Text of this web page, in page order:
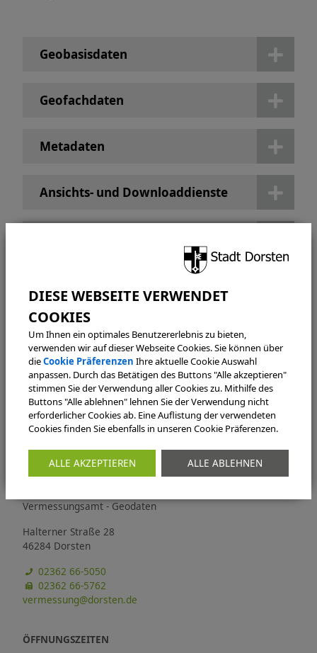
Geobasisdaten
Geofachdaten
Metadaten
Ansichts- und Downloaddienste
weitere Freizeitkarten
historische Karten
Kontakte
KONTAKT
Vermessungsamt - Geodaten
Halterner Straße 28
46284 Dorsten
02362 66-5050
02362 66-5762
vermessung@dorsten.de
ÖFFNUNGSZEITEN
Um Ihnen ein optimales Benutzererlebnis zu bieten,
verwenden wir auf dieser Webseite Cookies. Sie können über
dieCookie Präferenzen Ihre aktuelle Cookie Auswahl
anpassen. Durch das Betätigen des Buttons "Alle akzeptieren"
stimmen Sie der Verwendung aller Cookies zu. Mithilfe des
Buttons "Alle ablehnen" lehnen Sie der Verwendung nicht
erforderlicher Cookies ab. Eine Auflistung der verwendeten
Cookies finden Sie ebenfalls in unseren Cookie Präferenzen.
ALLE AKZEPTIEREN ALLE ABLEHNEN